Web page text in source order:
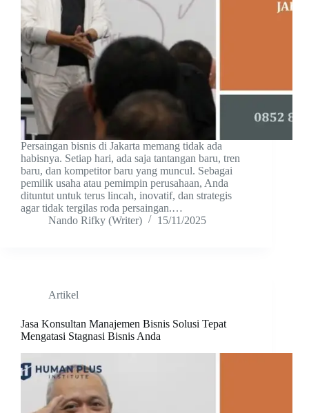
Persaingan bisnis di Jakarta memang tidak ada
habisnya. Setiap hari, ada saja tantangan baru, tren
baru, dan kompetitor baru yang muncul. Sebagai
pemilik usaha atau pemimpin perusahaan, Anda
dituntut untuk terus lincah, inovatif, dan strategis
agar tidak tergilas roda persaingan.…
Nando Rifky (Writer)
15/11/2025
Artikel
Jasa Konsultan Manajemen Bisnis Solusi Tepat
Mengatasi Stagnasi Bisnis Anda